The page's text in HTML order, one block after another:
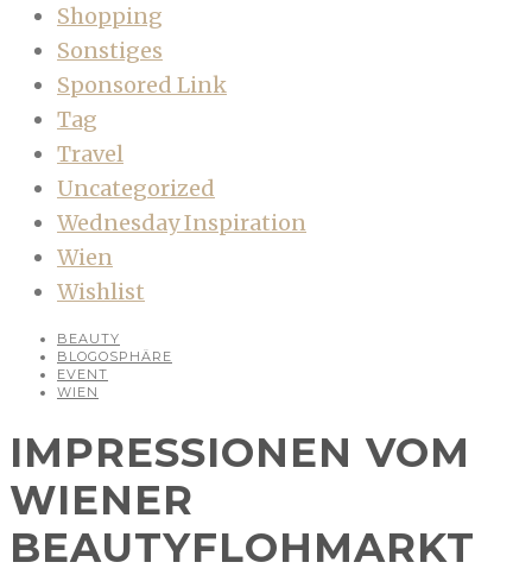
Shopping
Sonstiges
Sponsored Link
Tag
Travel
Uncategorized
Wednesday Inspiration
Wien
Wishlist
BEAUTY
BLOGOSPHÄRE
EVENT
WIEN
IMPRESSIONEN VOM
WIENER
BEAUTYFLOHMARKT